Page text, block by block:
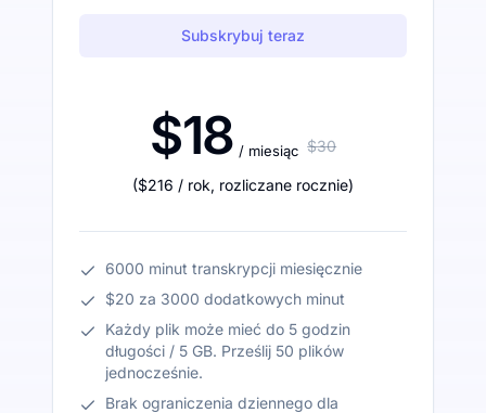
Subskrybuj teraz
$18 / miesiąc $30
($216 / rok, rozliczane rocznie)
6000 minut transkrypcji miesięcznie
$20 za 3000 dodatkowych minut
Każdy plik może mieć do 5 godzin
długości / 5 GB. Prześlij 50 plików
jednocześnie.
Brak ograniczenia dziennego dla